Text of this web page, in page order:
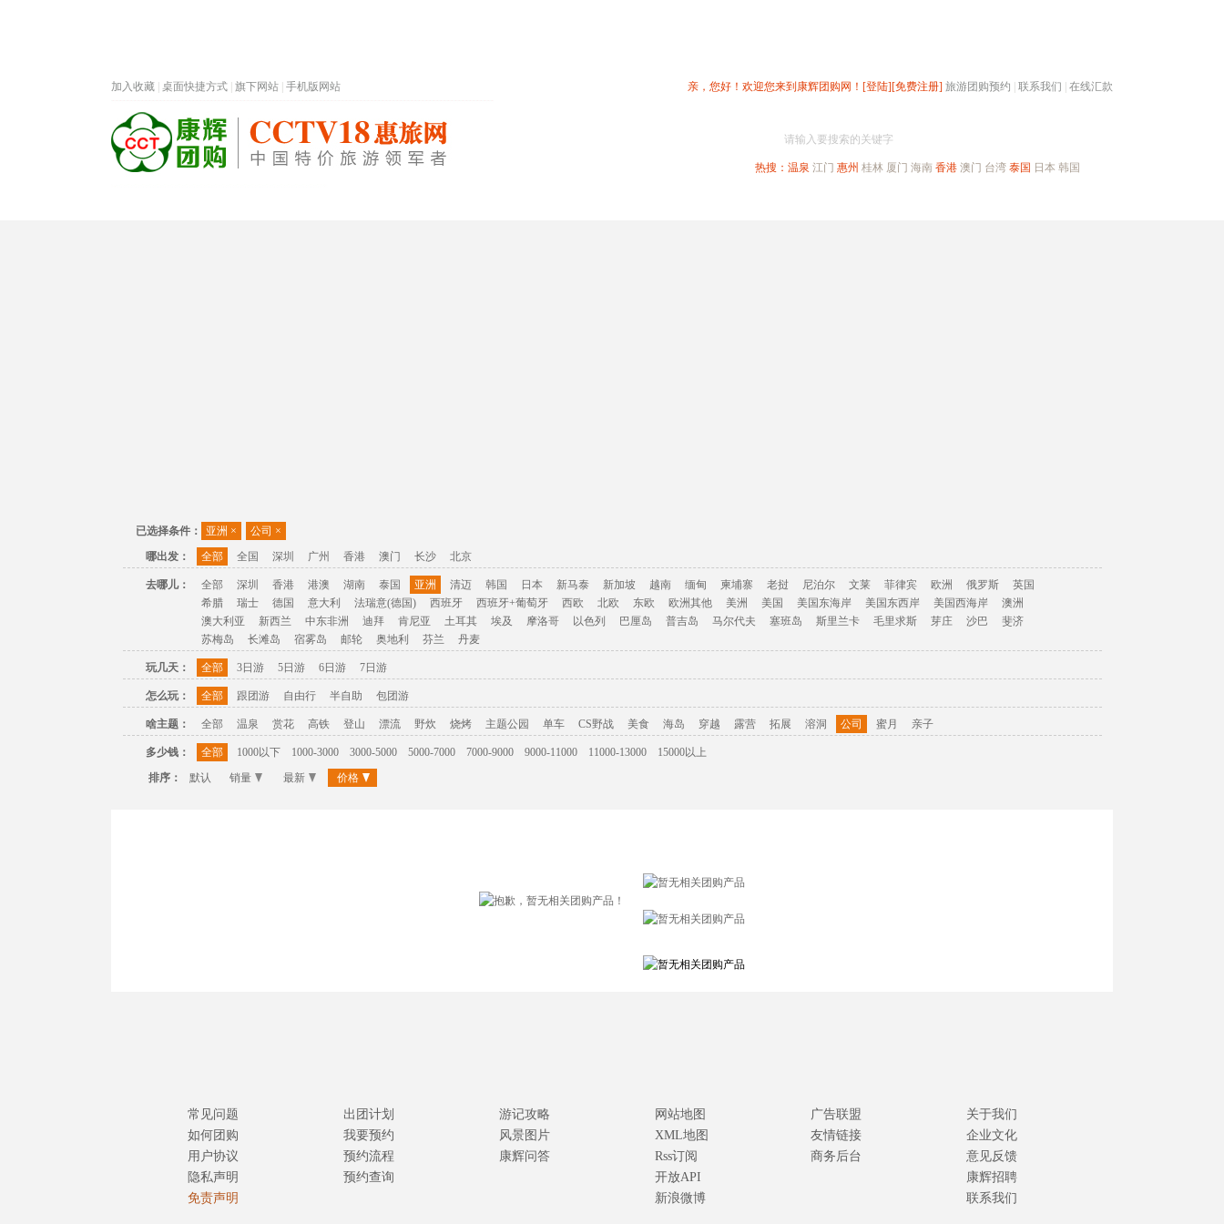
亲，您好！欢迎您来到康辉团购网！ [登陆][免费注册] 旅游团购预约 联系我们 在线汇款
加入收藏 桌面快捷方式 旗下网站 手机版网站
请输入要搜索的关键字
热搜： 温泉 江门 惠州 桂林 厦门 海南 香港 澳门 台湾 泰国 日本 韩国
已选择条件： 亚洲 × 公司 ×
哪出发：
全部 全国 深圳 广州 香港 澳门 长沙 北京
去哪儿： 全部 深圳 香港 港澳 湖南 泰国 亚洲 清迈 韩国 日本 新马泰 新加坡 越南 缅甸 柬埔寨 老挝 尼泊尔 文莱 菲律宾 欧洲 俄罗斯
英国
希腊
瑞士 德国 意大利 法瑞意(德国) 西班牙 西班牙+葡萄牙 西欧 北欧 东欧 欧洲其他 美洲 美国 美国东海岸 美国东西岸 美国西海岸
澳洲
澳大利亚
新西兰 中东非洲 迪拜 肯尼亚 土耳其 埃及 摩洛哥 以色列 巴厘岛 普吉岛 马尔代夫 塞班岛 斯里兰卡 毛里求斯 芽庄 沙巴
斐济
苏梅岛
长滩岛 宿雾岛 邮轮 奥地利 芬兰 丹麦
玩几天： 全部 3日游 5日游 6日游 7日游
怎么玩： 全部 跟团游 自由行 半自助 包团游
啥主题： 全部 温泉 赏花 高铁 登山 漂流 野炊 烧烤 主题公园 单车 CS野战 美食 海岛 穿越 露营 拓展 溶洞 公司 蜜月 亲子
多少钱： 全部 1000以下 1000-3000 3000-5000 5000-7000 7000-9000 9000-11000 11000-13000
15000以上
排序：
默认 销量 最新 价格
常见问题
如何团购
用户协议
隐私声明
免责声明
出团计划
我要预约
预约流程
预约查询
游记攻略
风景图片
康辉问答
网站地图
XML地图
Rss订阅
开放API
新浪微博
广告联盟
友情链接
商务后台
关于我们
企业文化
意见反馈
康辉招聘
联系我们